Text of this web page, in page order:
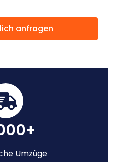
anfragen
Umzüge